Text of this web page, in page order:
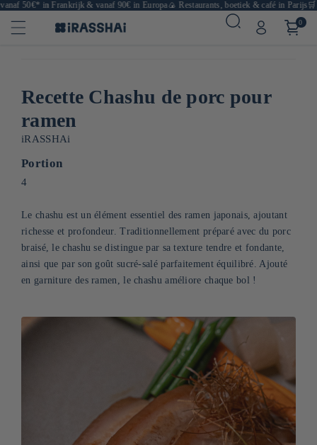
50€* in Frankrijk & vanaf 90€ in Europa🍙 Restaurants, boetiek & café in Parijs🛒
0
Recette Chashu de porc pour
ramen
iRASSHAi
Portion
4
Le chashu est un élément essentiel des ramen japonais, ajoutant
richesse et profondeur. Traditionnellement préparé avec du porc
braisé, le chashu se distingue par sa texture tendre et fondante,
ainsi que par son goût sucré-salé parfaitement équilibré. Ajouté
en garniture des ramen, le chashu améliore chaque bol !